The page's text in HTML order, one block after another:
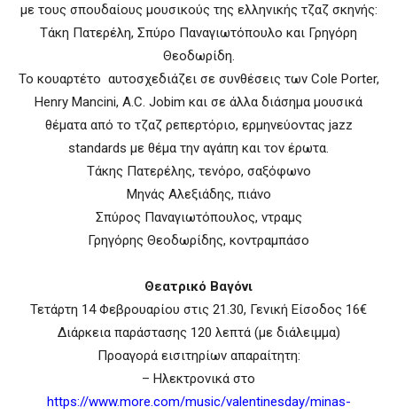
με τους σπουδαίους μουσικούς της ελληνικής τζαζ σκηνής:
Τάκη Πατερέλη, Σπύρο Παναγιωτόπουλο και Γρηγόρη
Θεοδωρίδη.
Το κουαρτέτο αυτοσχεδιάζει σε συνθέσεις των Cole Porter,
Henry Mancini, A.C. Jobim και σε άλλα διάσημα μουσικά
θέματα από το τζαζ ρεπερτόριο, ερμηνεύοντας jazz
standards με θέμα την αγάπη και τον έρωτα.
Τάκης Πατερέλης, τενόρο, σαξόφωνο
Mηνάς Αλεξιάδης, πιάνο
Σπύρος Παναγιωτόπουλος, ντραμς
Γρηγόρης Θεοδωρίδης, κοντραμπάσο
Θεατρικό Βαγόνι
Τετάρτη 14 Φεβρουαρίου στις 21.30, Γενική Είσοδος 16€
Διάρκεια παράστασης 120 λεπτά (με διάλειμμα)
Προαγορά εισιτηρίων απαραίτητη:
– Ηλεκτρονικά στο
https://www.more.com/music/valentinesday/minas-